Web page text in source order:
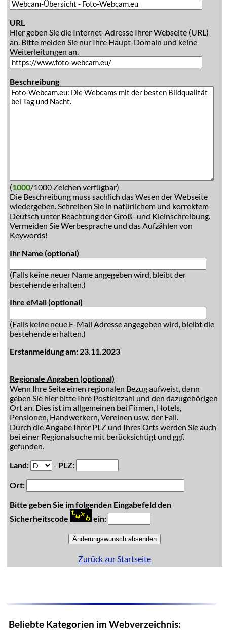
URL
Hier geben Sie die Internet-Adresse Ihrer Webseite (URL)
an. Bitte melden Sie nur Ihre Haupt-Domain und keine
Weiterleitungen an.
Beschreibung
(1000/1000 Zeichen verfügbar)
Die Beschreibung muss sachlich das Wesen der Webseite
wiedergeben. Schreiben Sie in natürlichem und korrektem
Deutsch unter Beachtung der Groß- und Kleinschreibung.
Vermeiden Sie Werbesprache und das Aufzählen von
Keywords!
Ihr Name (optional)
(Falls keine neuer Name angegeben wird, bleibt der
bestehende erhalten.)
Ihre eMail (optional)
(Falls keine neue E-Mail Adresse angegeben wird, bleibt die
bestehende erhalten.)
Erstanmeldung am: 23.11.2023
Regionale Angaben (optional)
Wenn Ihre Seite einen regionalen Bezug aufweist, dann
geben Sie hier bitte Ihre Postleitzahl und den dazugehörigen
Ort an. Dies ist im allgemeinen bei Firmen, Hotels,
Pensionen, Handwerkern, Vereinen usw. der Fall.
Durch die Angabe Ihrer PLZ und Ihres Orts werden Sie auch
bei einer Regionalsuche mit berücksichtigt und ggf.
gefunden.
Land:
- PLZ:
Ort:
Bitte geben Sie im folgenden Eingabefeld den
Sicherheitscode
ein:
Zurück zur Startseite
Beliebte Kategorien im Webverzeichnis: